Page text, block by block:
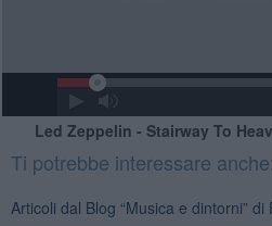
Led Zeppelin - Stairway To
Ti potrebbe interessare anche:
Articoli dal Blog “Musica e dintorni” di